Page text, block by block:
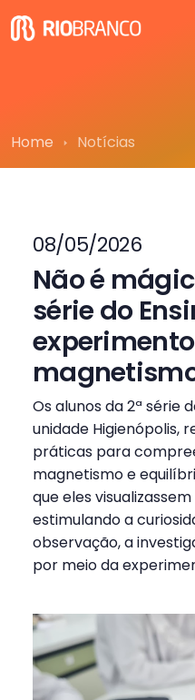
Home Notícias
08/05/2026
Não é
série do
Os alunos da 2ª série
unidade Higienópolis,
práticas para
magnetismo e
que eles
estimulando a
observação, a
por meio da